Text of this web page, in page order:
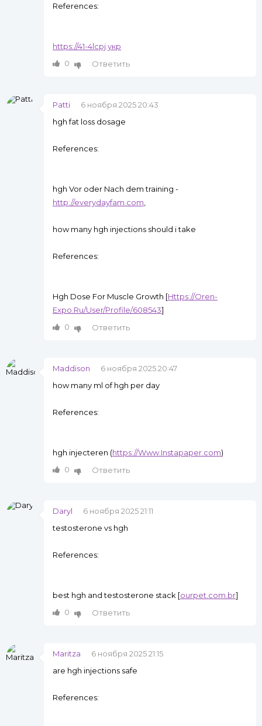
References:
https://41-4lcpj.укр
0
Ответить
Patti
6 ноября 2025 20:43
hgh fat loss dosage
References:
hgh Vor oder Nach dem training -
http://everydayfam.com
how many hgh injections should i take
References:
Hgh Dose For Muscle Growth [Https://Oren-
Expo.Ru/User/Profile/608543]
0
Ответить
Maddison
6 ноября 2025 20:47
how many ml of hgh per day
References:
hgh injecteren (https://Www.Instapaper.com)
0
Ответить
Daryl
6 ноября 2025 21:11
testosterone vs hgh
References:
best hgh and testosterone stack [ourpet.com.br]
0
Ответить
Maritza
6 ноября 2025 21:15
are hgh injections safe
References: